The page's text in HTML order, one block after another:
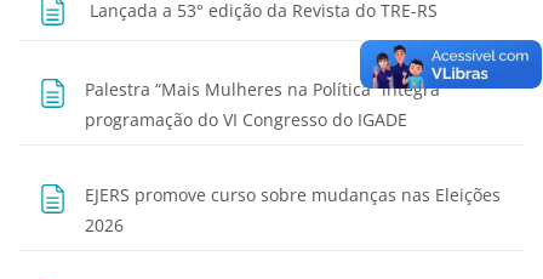
Lançada a 53° edição da Revista do TRE-RS
Palestra “Mais Mulheres na Política” integra
programação do VI Congresso do IGADE
EJERS promove curso sobre mudanças nas Eleições
2026Página